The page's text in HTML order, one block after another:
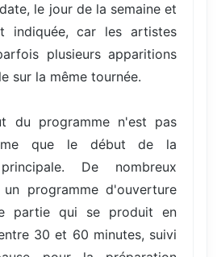
le jour de la semaine et
indiquée, car les artistes
plusieurs apparitions
sur la même tournée.
du programme n'est pas
que le début de la
De nombreux
programme d'ouverture
partie qui se produit en
30 et 60 minutes, suivi